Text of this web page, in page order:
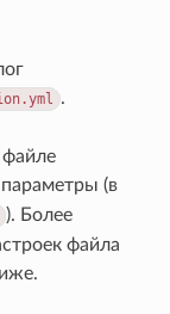
.
(в
). Более
файла